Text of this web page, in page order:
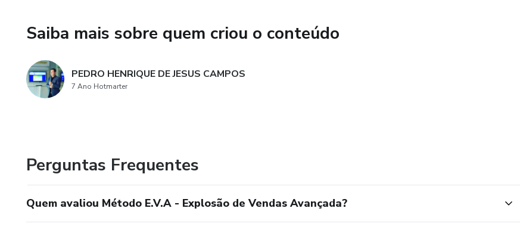
Saiba mais sobre quem criou o conteúdo
PEDRO HENRIQUE DE JESUS CAMPOS
7 Ano Hotmarter
Perguntas Frequentes
Quem avaliou Método E.V.A - Explosão de Vendas Avançada?